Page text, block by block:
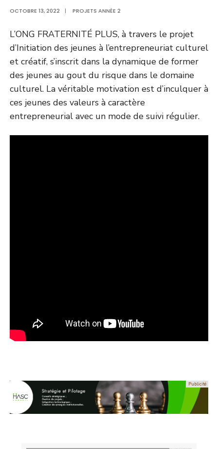
OCTOBRE 13, 2022 | PROJETS ANNÉE 2
L’ONG FRATERNITÉ PLUS, à travers le projet
d’Initiation des jeunes à l’entrepreneuriat culturel
et créatif, s’inscrit dans la dynamique de former
des jeunes au gout du risque dans le domaine
culturel. La véritable motivation est d’inculquer à
ces jeunes des valeurs à caractère
entrepreneurial avec un mode de suivi régulier.